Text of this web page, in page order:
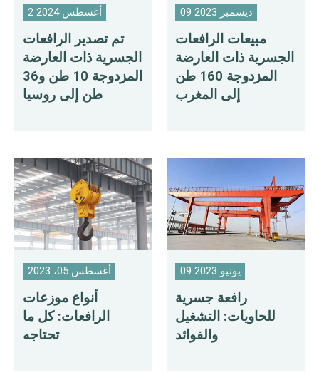
2 أغسطس 2024
تم تصدير الرافعات
الجسرية ذات العارضة
المزدوجة 10 طن و36
طن إلى روسيا
09 ديسمبر 2023
مبيعات الرافعات
الجسرية ذات العارضة
المزدوجة 160 طن
إلى المغرب
أغسطس 05، 2023
أنواع موزعات
الرافعات: كل ما
تحتاجه
09 يونيو 2023
رافعة جسرية
للحاويات: التشغيل
والفوائد